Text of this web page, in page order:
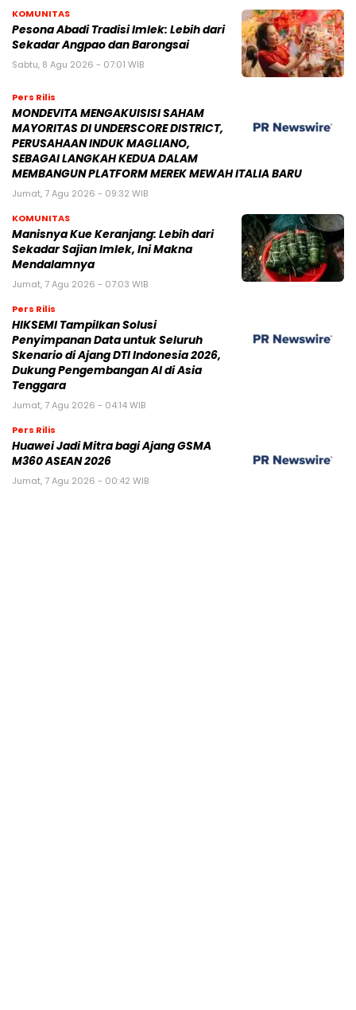
KOMUNITAS
Pesona Abadi Tradisi Imlek: Lebih dari
Sekadar Angpao dan Barongsai
Sabtu, 8 Agu 2026 - 07:01 WIB
Pers Rilis
MONDEVITA MENGAKUISISI SAHAM
MAYORITAS DI UNDERSCORE DISTRICT,
PERUSAHAAN INDUK MAGLIANO,
SEBAGAI LANGKAH KEDUA DALAM
MEMBANGUN PLATFORM MEREK MEWAH ITALIA BARU
Jumat, 7 Agu 2026 - 09:32 WIB
KOMUNITAS
Manisnya Kue Keranjang: Lebih dari
Sekadar Sajian Imlek, Ini Makna
Mendalamnya
Jumat, 7 Agu 2026 - 07:03 WIB
Pers Rilis
HIKSEMI Tampilkan Solusi
Penyimpanan Data untuk Seluruh
Skenario di Ajang DTI Indonesia 2026,
Dukung Pengembangan AI di Asia
Tenggara
Jumat, 7 Agu 2026 - 04:14 WIB
Pers Rilis
Huawei Jadi Mitra bagi Ajang GSMA
M360 ASEAN 2026
Jumat, 7 Agu 2026 - 00:42 WIB